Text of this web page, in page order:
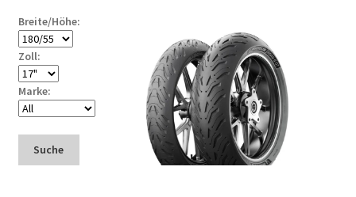
Breite/Höhe:
Zoll:
Marke:
Suche